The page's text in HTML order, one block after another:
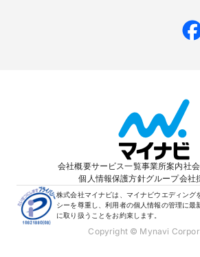
会社概要サービス一覧事業所案内社
個人情報保護方針グループ会社
株式会社マイナビは、マイナビウエディング
シーを尊重し、利用者の個人情報の管理に最
に取り扱うことをお約束します。
Copyright © Mynavi